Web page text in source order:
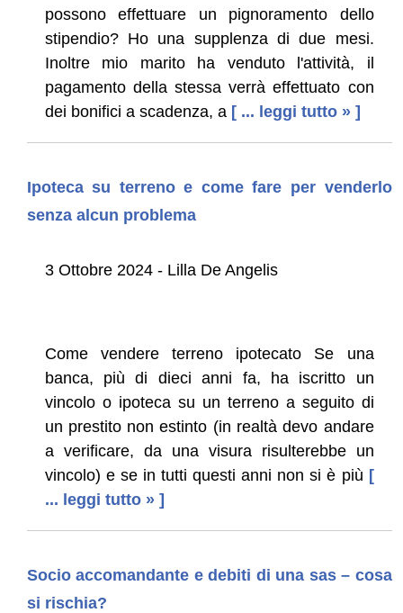
possono effettuare un pignoramento dello
stipendio? Ho una supplenza di due mesi.
Inoltre mio marito ha venduto l'attività, il
pagamento della stessa verrà effettuato con
dei bonifici a scadenza, a [ ... leggi tutto » ]
Ipoteca su terreno e come fare per venderlo
senza alcun problema
3 Ottobre 2024 - Lilla De Angelis
Come vendere terreno ipotecato Se una
banca, più di dieci anni fa, ha iscritto un
vincolo o ipoteca su un terreno a seguito di
un prestito non estinto (in realtà devo andare
a verificare, da una visura risulterebbe un
vincolo) e se in tutti questi anni non si è più [
... leggi tutto » ]
Socio accomandante e debiti di una sas – cosa
si rischia?